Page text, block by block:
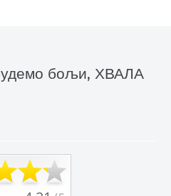
бољи, ХВАЛА